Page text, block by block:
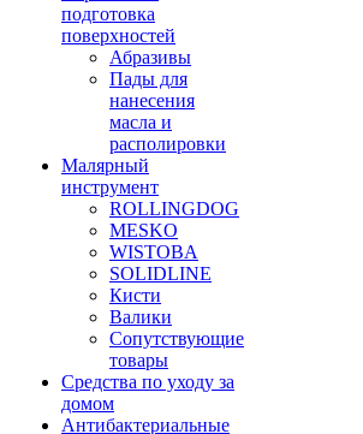
подготовка
поверхностей
Абразивы
Пады для
нанесения
масла и
располировки
Малярный
инструмент
ROLLINGDOG
MESKO
WISTOBA
SOLIDLINE
Кисти
Валики
Сопутствующие
товары
Средства по уходу за
домом
Антибактериальные